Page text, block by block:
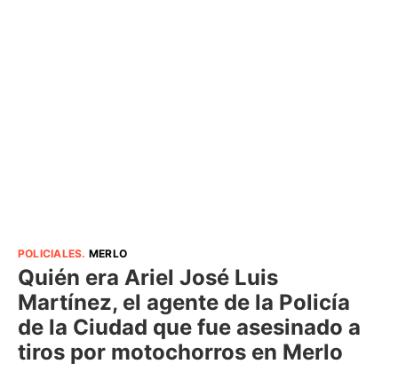
POLICIALES. MERLO
Quién era Ariel José Luis
Martínez, el agente de la Policía
de la Ciudad que fue asesinado a
tiros por motochorros en Merlo